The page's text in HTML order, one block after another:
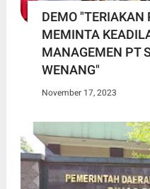
DEMO "TERIAKAN
MEMINTA
MANAGEMEN PT
WENANG"
November 17, 2023